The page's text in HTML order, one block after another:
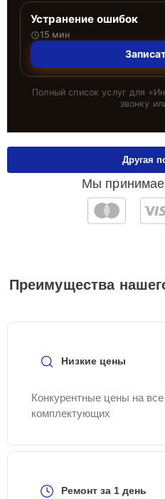
Устранение ошибок
15 мин
Полный список услуг для «
звонку
Мы
Другая
Преимущества
Низкие цены
Конкурентные цены на
комплектующих
Ремонт за 1 день